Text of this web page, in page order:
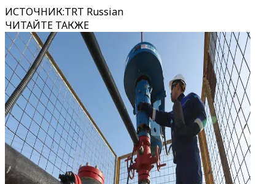
ИСТОЧНИК:TRT Russian
ЧИТАЙТЕ ТАКЖЕ